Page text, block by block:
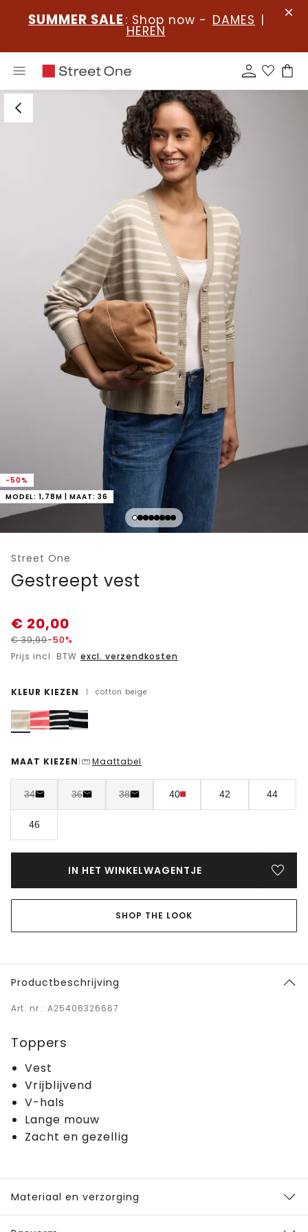
SUMMER SALE : Shop now - DAMES |
HEREN
-50%
MODEL: 1,78M | MAAT: 36
Street One
Gestreept vest
€ 20,00
€39,99-50%
Prijs incl. BTW excl. verzendkosten
KLEUR KIEZEN | cotton beige
MAAT KIEZEN | Maattabel
34 36 38 40 42 44
46
IN HET WINKELWAGENTJE
SHOP THE LOOK
Productbeschrijving
Art. nr.: A25406326667
Toppers
Vest
Vrijblijvend
V-hals
Lange mouw
Zacht en gezellig
Materiaal en verzorging